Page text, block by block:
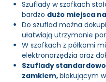
Szuflady w szafkach
bardzo dużo miejsca
Do szuflad można
ułatwiają utrzymanie
W szafkach z półkami
elektronarzędzia oraz
Szuflady
zamkiem,blokującym